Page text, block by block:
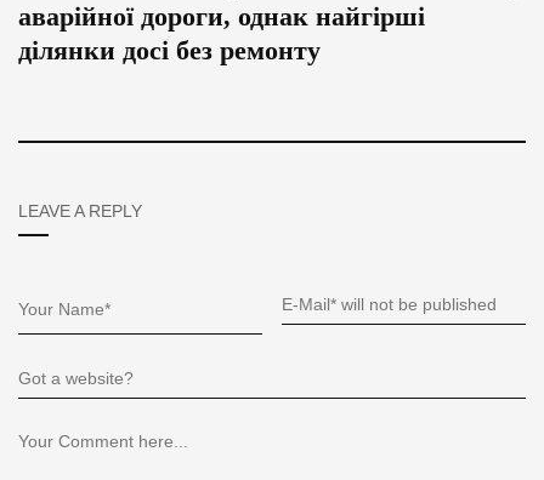
аварійної дороги, однак найгірші
ділянки досі без ремонту
LEAVE A REPLY